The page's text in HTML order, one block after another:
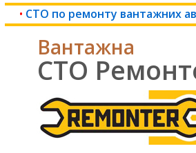
• СТО по ремонту вантажних
Вантажна
СТО